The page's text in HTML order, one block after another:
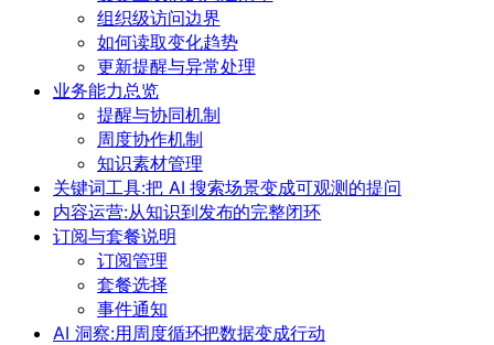
组织级访问边界
如何读取变化趋势
更新提醒与异常处理
业务能力总览
提醒与协同机制
周度协作机制
知识素材管理
关键词工具:把 AI 搜索场景变成可观测的提问
内容运营:从知识到发布的完整闭环
订阅与套餐说明
订阅管理
套餐选择
事件通知
AI 洞察:用周度循环把数据变成行动